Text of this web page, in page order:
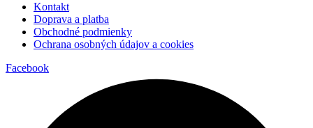
Kontakt
Doprava a platba
Obchodné podmienky
Ochrana osobných údajov a cookies
Facebook